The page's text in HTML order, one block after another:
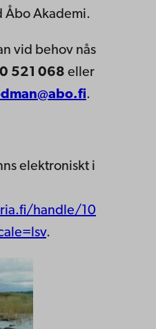
Åbo Akademi.
vid behov nås
521 068 eller
.
elektroniskt i
handle/10
.